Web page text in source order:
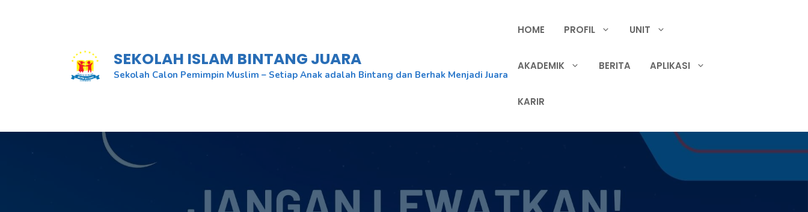
SEKOLAH ISLAM BINTANG JUARA
Sekolah Calon Pemimpin Muslim – Setiap Anak adalah Bintang dan Berhak Menjadi Juara
HOME PROFIL UNIT
AKADEMIK BERITA APLIKASI
KARIR